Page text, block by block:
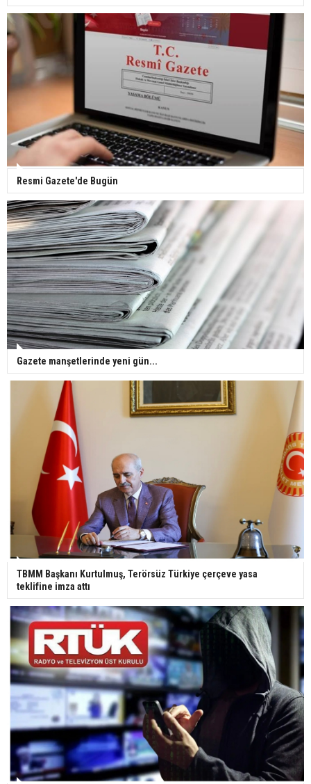
Yerli turist 229,7 milyar lira seyahat harcaması
yaptı
Gazze'deki Sağlık Bakanlığı duyurdu: Vahşetin
pençesinde 2 salgın vaka tespit edildi
Resmi Gazete'de Bugün
Gazete manşetlerinde yeni gün...
TBMM Başkanı Kurtulmuş, Terörsüz Türkiye çerçeve yasa
teklifine imza attı